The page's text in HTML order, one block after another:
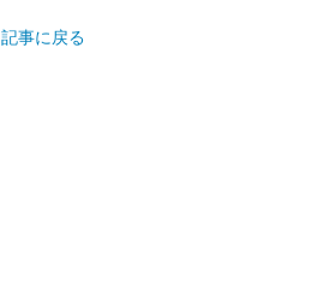
記事に戻る